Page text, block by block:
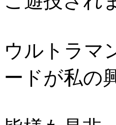
ウルトラマ
ードが私の